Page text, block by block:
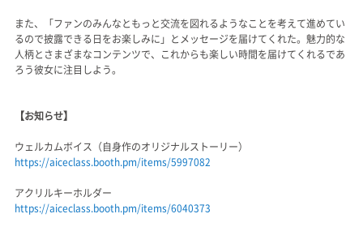
また、「ファンのみんなともっと交流を図れるようなことを考えて進めてい
るので披露できる日をお楽しみに」とメッセージを届けてくれた。魅力的な
人柄とさまざまなコンテンツで、これからも楽しい時間を届けてくれるであ
ろう彼女に注目しよう。
【お知らせ】
ウェルカムボイス（自身作のオリジナルストーリー）
https://aiceclass.booth.pm/items/5997082
アクリルキーホルダー
https://aiceclass.booth.pm/items/6040373